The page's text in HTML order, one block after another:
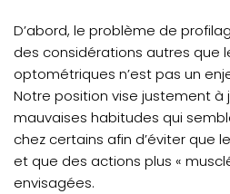
D’abord, le problème de
des considérations autres que
optométriques n’est pas un
Notre position vise justement à
mauvaises habitudes qui
chez certains afin d’éviter que
et que des actions plus «
envisagées.